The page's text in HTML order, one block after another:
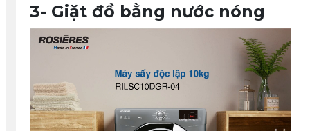
3- Giặt đồ bằng nước nóng